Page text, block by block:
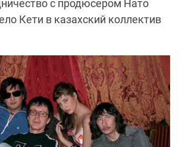
с продюсером Нато
Кети в казахский коллектив